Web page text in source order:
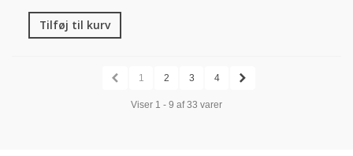
Tilføj til kurv
1 2 3 4
Viser 1 - 9 af 33 varer